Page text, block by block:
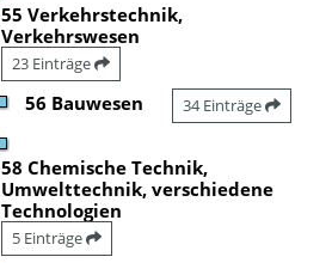
55 Verkehrstechnik,
Verkehrswesen
23 Einträge
56 Bauwesen 34 Einträge
58 Chemische Technik,
Umwelttechnik, verschiedene
Technologien
5 Einträge